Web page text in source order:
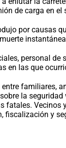
de carga en
por causas
personal
en las que
familiares,
la
fatales.
fiscalización y